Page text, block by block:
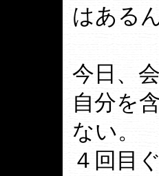
はある
今日、
自分を
ない。
４回目